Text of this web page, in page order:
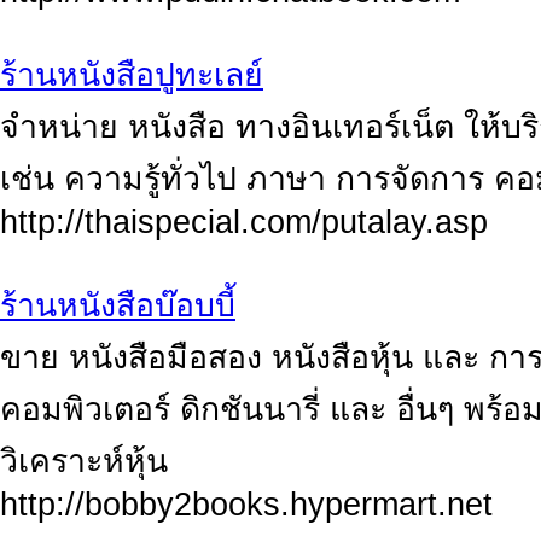
ร้านหนังสือปูทะเลย์
จำหน่าย หนังสือ ทางอินเทอร์เน็ต ให้บ
เช่น ความรู้ทั่วไป ภาษา การจัดการ ค
http://thaispecial.com/putalay.asp
ร้านหนังสือบ๊อบบี้
ขาย หนังสือมือสอง หนังสือหุ้น และ ก
คอมพิวเตอร์ ดิกชันนารี่ และ อื่นๆ พร้อ
วิเคราะห์หุ้น
http://bobby2books.hypermart.net